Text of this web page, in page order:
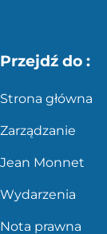
Przejdź do :
Strona główna
Zarządzanie
Jean Monnet
Wydarzenia
Nota prawna